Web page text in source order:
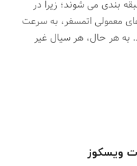
بندی می شوند؛ زیرا در
معمولی اتمسفر، به سرعت
به هر حال، هر سیال غیر